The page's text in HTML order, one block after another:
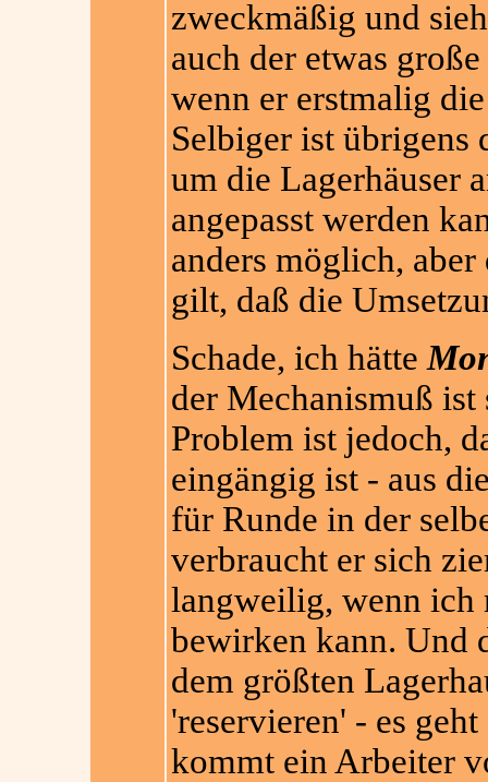
zweckmäßig und
auch der etwas
wenn er erstmalig
Selbiger ist übrigens
um die Lagerhäuser
angepasst werden
anders möglich,
gilt, daß die
Schade, ich hätte
der Mechanismuß ist
Problem ist jedoch,
eingängig ist - aus
für Runde in der
verbraucht er sich
langweilig, wenn ich
bewirken kann. Und
dem größten
'reservieren' - es
kommt ein Arbeiter